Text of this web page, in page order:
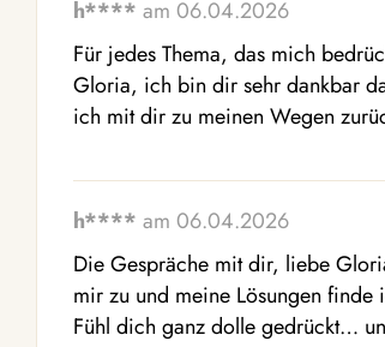
h**** am 06.04.2026
Für jedes Thema, das mich
Gloria, ich bin dir sehr dankbar
ich mit dir zu meinen Wegen
h**** am 06.04.2026
Die Gespräche mit dir, liebe
mir zu und meine Lösungen
Fühl dich ganz dolle gedrückt…